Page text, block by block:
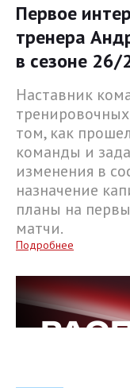
Первое
тренера
в сезоне
Наставник
том, как
команды и
изменения в
назначение
планы на
матчи.
Подробнее